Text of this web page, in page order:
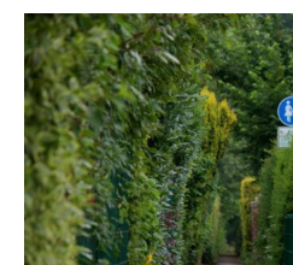
Politik
Themen